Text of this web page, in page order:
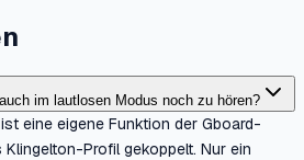
im lautlosen Modus noch zu hören?
ist eine eigene Funktion der Gboard-
Profil gekoppelt. Nur ein